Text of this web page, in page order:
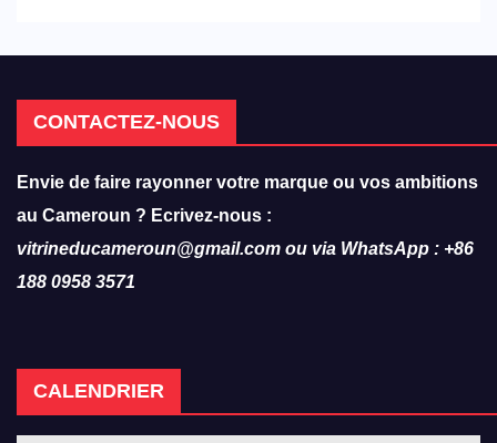
CONTACTEZ-NOUS
Envie de faire rayonner votre marque ou vos ambitions
au Cameroun ? Ecrivez-nous :
vitrineducameroun@gmail.com ou via WhatsApp : +86
188 0958 3571
CALENDRIER